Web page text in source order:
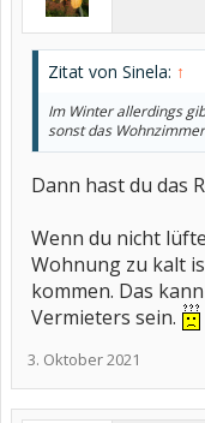
Zitat von Sinela: ↑
Im Winter allerdings
sonst das
Dann hast du das
Wenn du nicht
Wohnung zu kalt
kommen. Das
Vermieters sein.
3. Oktober 2021